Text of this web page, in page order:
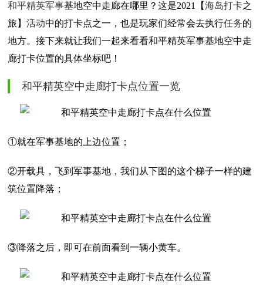
和平精英军事基地空中走廊在哪里？这是2021【海岛打卡之
旅】 活动中的打卡点之一，也是玩家们经常会去执行任务的
地方。接下来就让我们一起来看看和平精英军事基地空中走
廊打卡位置的具体坐标吧！
和平精英空中走廊打卡点位置一览
①就在军事基地的上边位置；
②开载具，飞到军事基地，我们从下图的这个梯子一样的建
筑位置降落；
③降落之后，即可在前面看到一辆小黄车。